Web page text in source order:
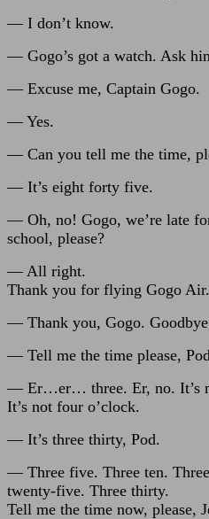
— I don’t know.
— Gogo’s got a watch. Ask
— Excuse me, Captain Gogo.
— Yes.
— Can you tell me the time,
— It’s eight forty five.
— Oh, no! Gogo, we’re late
school, please?
— All right.
Thank you for flying Gogo
— Thank you, Gogo.
— Tell me the time please,
— Er…er… three. Er, no. It’s
It’s not four o’clock.
— It’s three thirty, Pod.
— Three five. Three ten.
twenty-five. Three thirty.
Tell me the time now, please,